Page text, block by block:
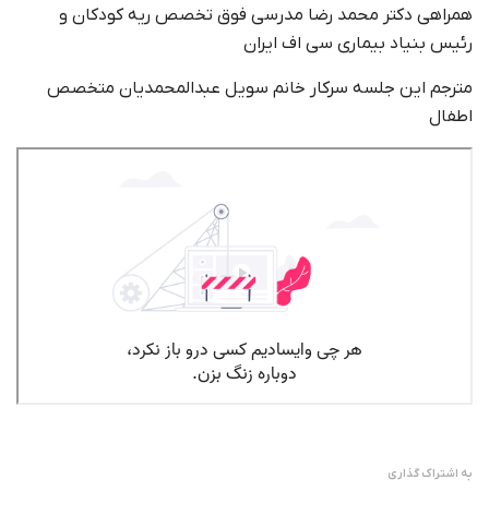
همراهی دکتر محمد رضا مدرسی فوق تخصص ریه کودکان و
رئیس بنیاد بیماری سی اف ایران
مترجم این جلسه سرکار خانم سویل عبدالمحمدیان متخصص
اطفال
به اشتراک گذاری